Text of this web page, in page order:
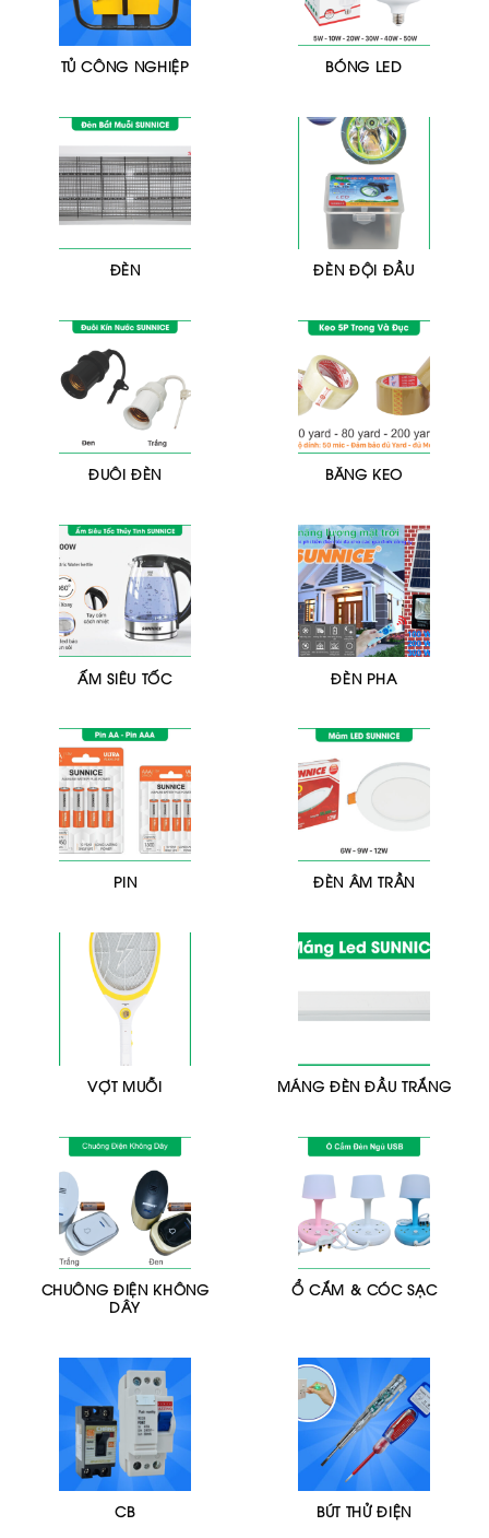
TỦ CÔNG NGHIỆP BÓNG LED
ĐÈN ĐÈN ĐỘI ĐẦU
ĐUÔI ĐÈN BĂNG KEO
ẤM SIÊU TỐC ĐÈN PHA
PIN ĐÈN ÂM TRẦN
VỢT MUỖI MÁNG ĐÈN ĐẦU TRẮNG
CHUÔNG ĐIỆN KHÔNG
DÂY
Ổ CẮM & CÓC SẠC
CB BÚT THỬ ĐIỆN